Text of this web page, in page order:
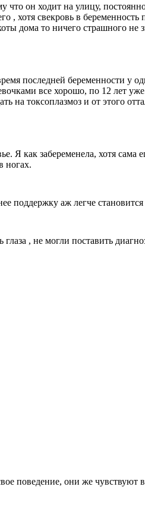
он ходит на улицу,
, хотя свекровь в беременность
дома то ничего страшного не
последней беременности у
все хорошо, по 12 лет
токсоплазмоз и от этого
Я как забеременела, хотя
ногах.
поддержку аж легче становится
, не могли поставить
поведение, они же чувствуют